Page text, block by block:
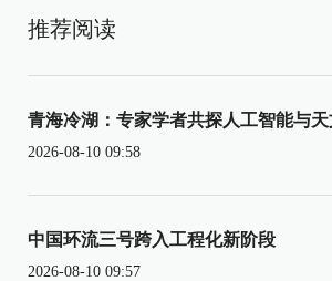
推荐阅读
青海冷湖：专家学者共探人工智能与
2026-08-10 09:58
中国环流三号跨入工程化新阶段
2026-08-10 09:57